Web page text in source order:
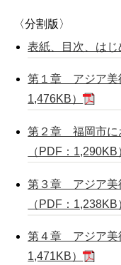
〈分割版〉
表紙、目次、は
第１章 アジア美
1,476KB）
第２章 福岡市に
（PDF：1,290KB
第３章 アジア美
（PDF：1,238KB
第４章 アジア美
1,471KB）